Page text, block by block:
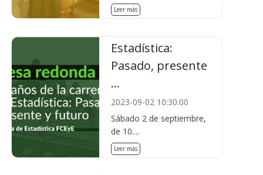
Leer más
Estadística:
Pasado, presente
...
2023-09-02 10:30:00
Sábado 2 de septiembre,
de 10....
Leer más